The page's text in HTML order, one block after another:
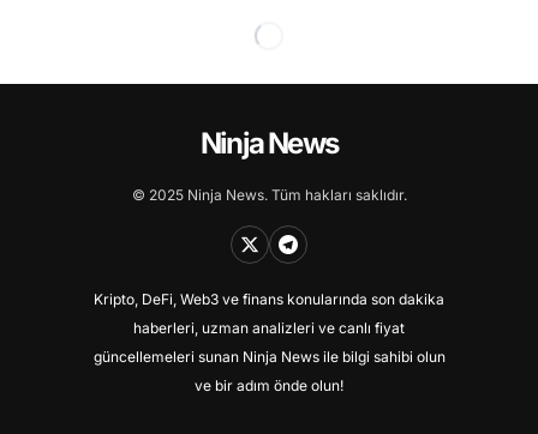
Ninja News
© 2025 Ninja News. Tüm hakları saklıdır.
Kripto, DeFi, Web3 ve finans konularında son dakika
haberleri, uzman analizleri ve canlı fiyat
güncellemeleri sunan Ninja News ile bilgi sahibi olun
ve bir adım önde olun!